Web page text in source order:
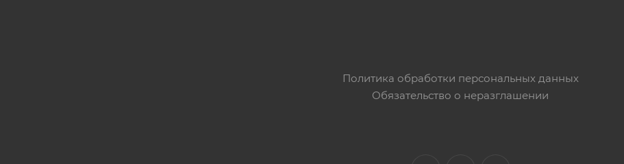
Политика обработки персональных данных
Обязательство о неразглашении